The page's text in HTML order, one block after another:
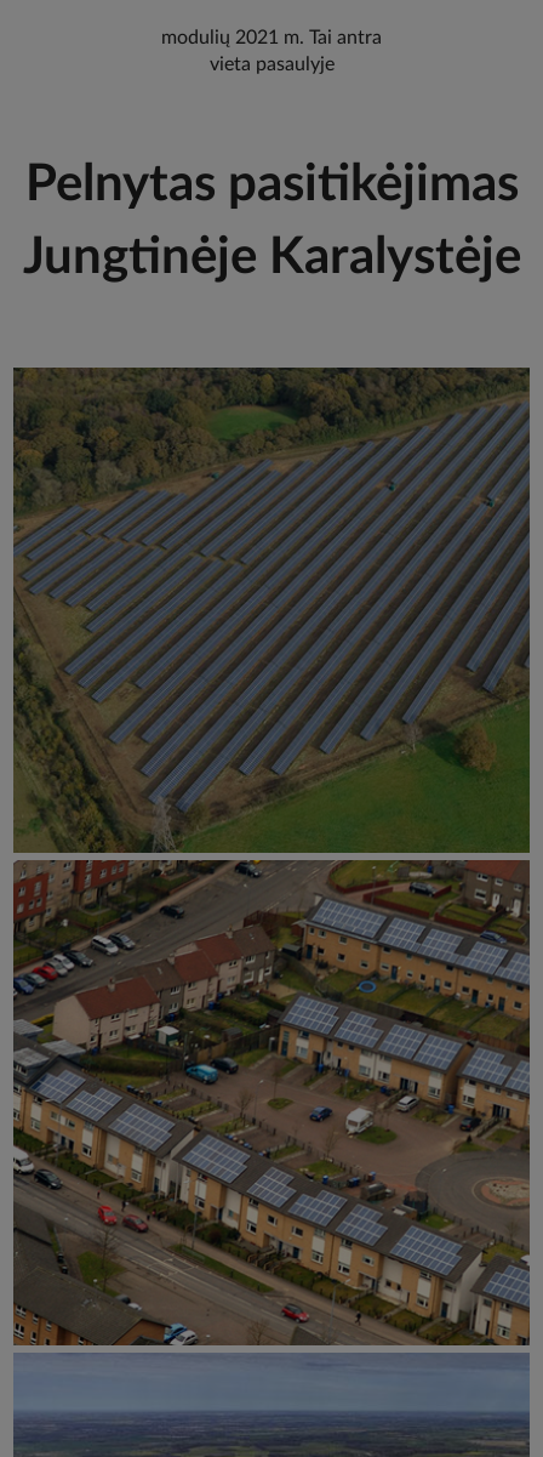
modulių 2021 m. Tai antra
vieta pasaulyje
Pelnytas pasitikėjimas
Jungtinėje Karalystėje